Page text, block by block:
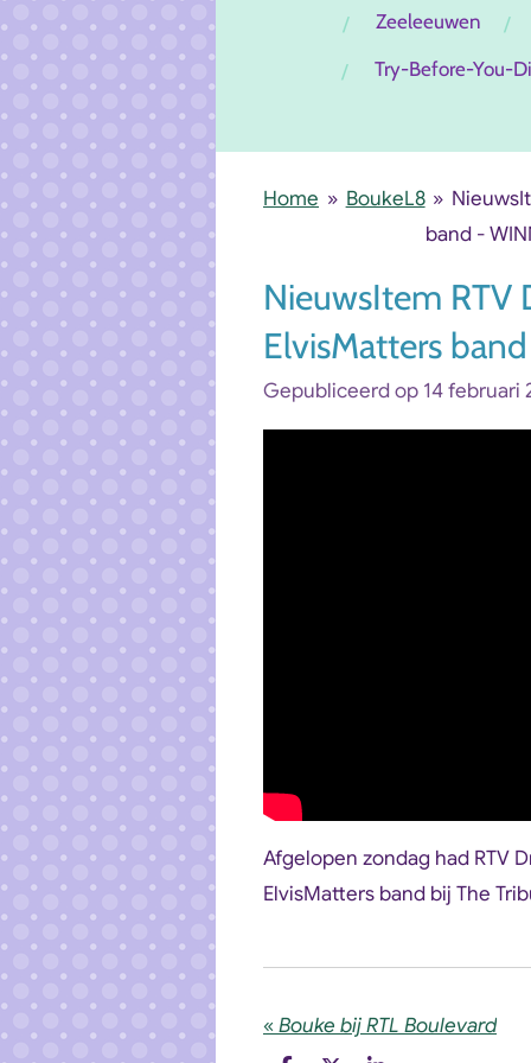
Zeeleeuwen
Try-Before-You-
Home » BoukeL8 »
band -
NieuwsItem RTV
ElvisMatters
Gepubliceerd op 14 februari
Afgelopen zondag had RTV
ElvisMatters band bij The
« Bouke bij RTL Boulevard